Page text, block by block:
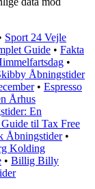
Sport 24 Vejle
Guide • Fakta
•
Åbningstider
• Espresso
Århus
En
til Tax Free
Åbningstider•
Kolding
• Billig Billy